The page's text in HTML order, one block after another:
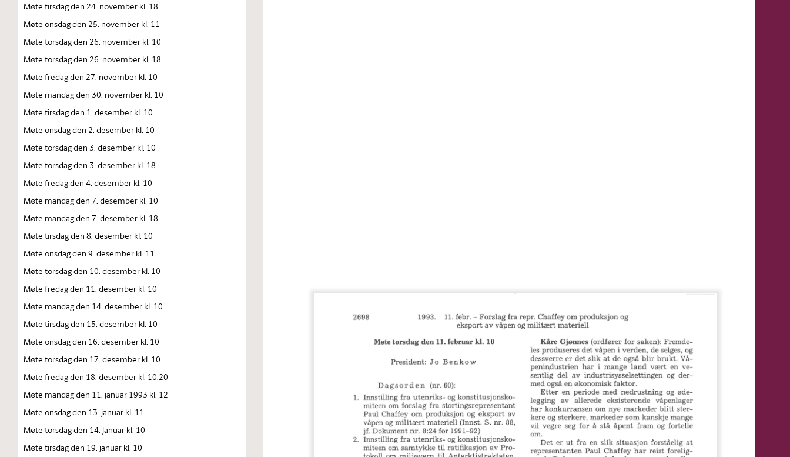
Møte tirsdag den 24. november kl. 18
Møte onsdag den 25. november kl. 11
Møte torsdag den 26. november kl. 10
Møte torsdag den 26. november kl. 18
Møte fredag den 27. november kl. 10
Møte mandag den 30. november kl. 10
Møte tirsdag den 1. desember kl. 10
Møte onsdag den 2. desember kl. 10
Møte torsdag den 3. desember kl. 10
Møte torsdag den 3. desember kl. 18
Møte fredag den 4. desember kl. 10
Møte mandag den 7. desember kl. 10
Møte mandag den 7. desember kl. 18
Møte tirsdag den 8. desember kl. 10
Møte onsdag den 9. desember kl. 11
Møte torsdag den 10. desember kl. 10
Møte fredag den 11. desember kl. 10
Møte mandag den 14. desember kl. 10
Møte tirsdag den 15. desember kl. 10
Møte onsdag den 16. desember kl. 10
Møte torsdag den 17. desember kl. 10
Møte fredag den 18. desember kl. 10.20
Møte mandag den 11. januar 1993 kl. 12
Møte onsdag den 13. januar kl. 11
Møte torsdag den 14. januar kl. 10
Møte tirsdag den 19. januar kl. 10